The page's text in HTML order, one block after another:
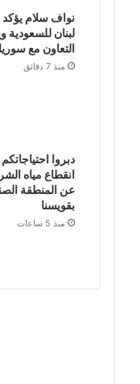
نواف سلام
لبنان للسعودية
التعاون مع سوريا
منذ 7 دقائق
دبروا
انقطاع مياه
عن المنطقة
بقويسنا
منذ 5 ساعات